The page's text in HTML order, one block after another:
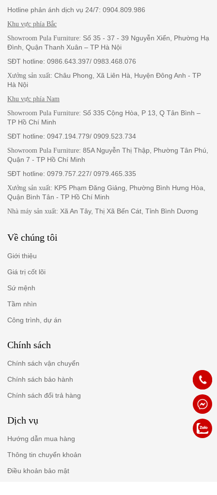
Hotline phản ánh dịch vụ 24/7: 0904.809.986
Khu vực phía Bắc
Showroom Pula Furniture: Số 35 - 37 - 39 Nguyễn Xiển, Phường Hạ
Đình, Quận Thanh Xuân – TP Hà Nội
SĐT hotline: 0986.643.397/ 0983.468.076
Xưởng sản xuất: Châu Phong, Xã Liên Hà, Huyện Đông Anh - TP
Hà Nội
Khu vực phía Nam
Showroom Pula Furniture: Số 335 Cộng Hòa, P 13, Q Tân Bình –
TP Hồ Chí Minh
SĐT hotline: 0947.194.779/ 0909.523.734
Showroom Pula Furniture: 85A Nguyễn Thị Thập, Phường Tân Phú,
Quận 7 - TP Hồ Chí Minh
SĐT hotline: 0979.757.227/ 0979.465.335
Xưởng sản xuất: KP5 Phạm Đăng Giảng, Phường Bình Hưng Hòa,
Quận Bình Tân - TP Hồ Chí Minh
Nhà máy sản xuất: Xã An Tây, Thị Xã Bến Cát, Tỉnh Bình Dương
Về chúng tôi
Giới thiệu
Giá trị cốt lõi
Sứ mệnh
Tầm nhìn
Công trình, dự án
Chính sách
Chính sách vận chuyển
Chính sách bảo hành
Chính sách đổi trả hàng
Dịch vụ
Hướng dẫn mua hàng
Thông tin chuyển khoản
Điều khoản bảo mật